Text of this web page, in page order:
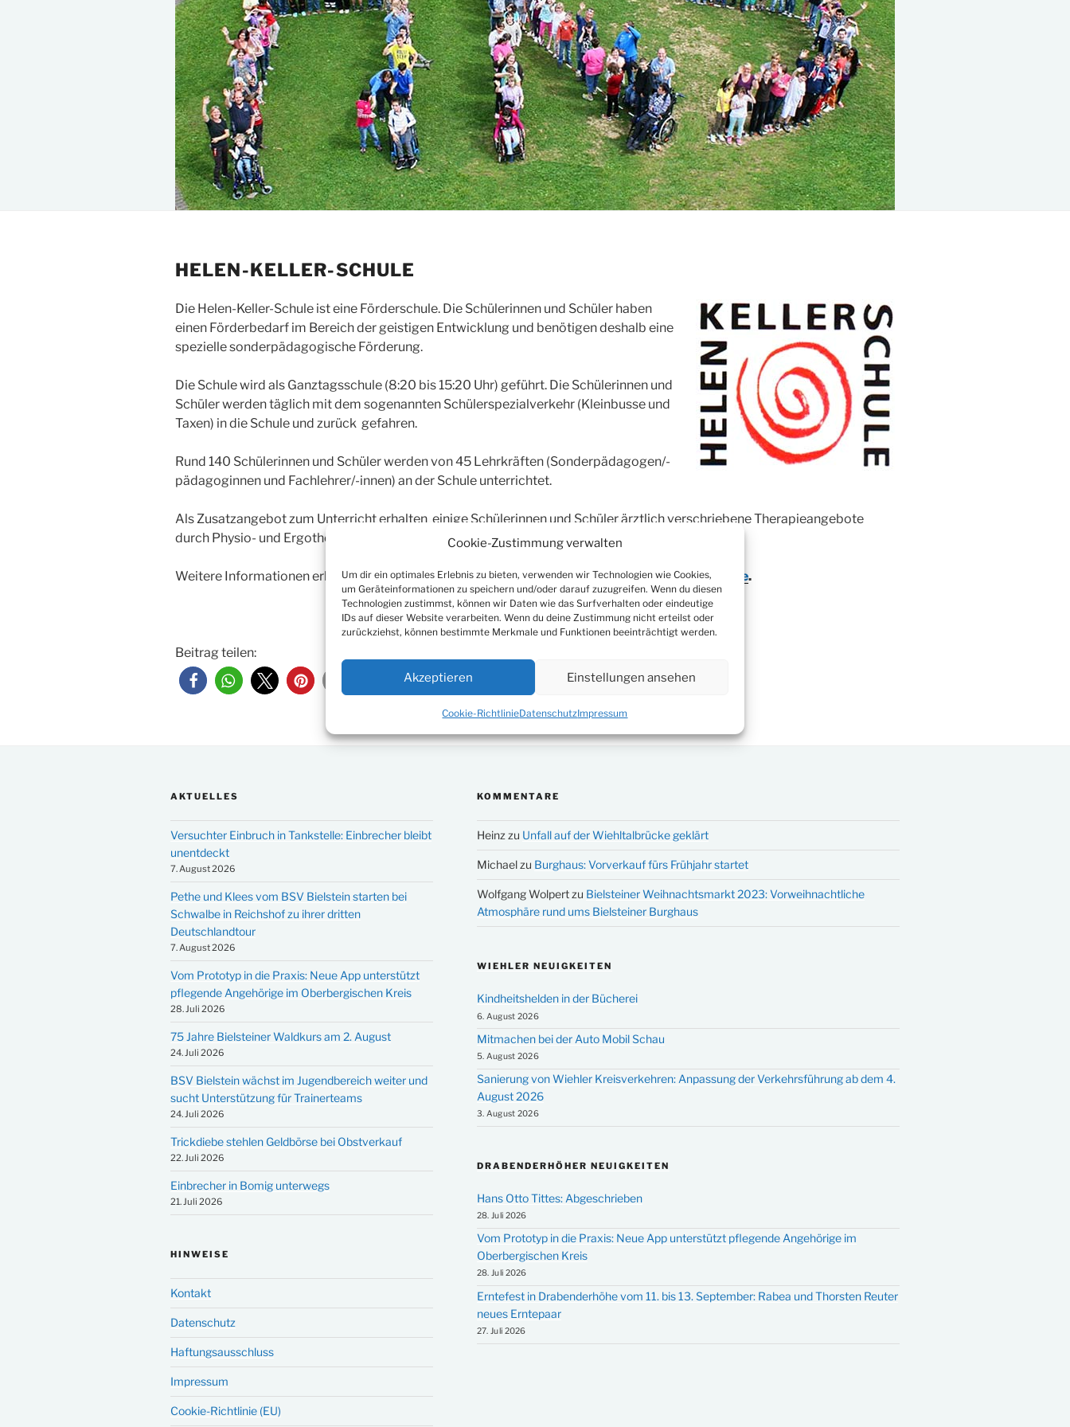
Cookie-Zustimmung verwalten
Um dir ein optimales Erlebnis zu bieten, verwenden wir Technologien wie Cookies,
um Geräteinformationen zu speichern und/oder darauf zuzugreifen. Wenn du diesen
Technologien zustimmst, können wir Daten wie das Surfverhalten oder eindeutige
IDs auf dieser Website verarbeiten. Wenn du deine Zustimmung nicht erteilst oder
zurückziehst, können bestimmte Merkmale und Funktionen beeinträchtigt werden.
Akzeptieren Einstellungen ansehen
Cookie-RichtlinieDatenschutzImpressum
HELEN-KELLER-SCHULE
Die Helen-Keller-Schule ist eine Förderschule. Die Schülerinnen und Schüler haben
einen Förderbedarf im Bereich der geistigen Entwicklung und benötigen deshalb eine
spezielle sonderpädagogische Förderung.
Die Schule wird als Ganztagsschule (8:20 bis 15:20 Uhr) geführt. Die Schülerinnen und
Schüler werden täglich mit dem sogenannten Schülerspezialverkehr (Kleinbusse und
Taxen) in die Schule und zurück gefahren.
Rund 140 Schülerinnen und Schüler werden von 45 Lehrkräften (Sonderpädagogen/-
pädagoginnen und Fachlehrer/-innen) an der Schule unterrichtet.
Als Zusatzangebot zum Unterricht erhalten einige Schülerinnen und Schüler ärztlich verschriebene Therapieangebote
durch Physio- und Ergotherapeuten sowie Diplom-Sprachheilpädagogen.
Weitere Informationen erhalten Sie auf der Homepage der Helen-Keller-Schulewww.hks-wiehl.de.
Beitrag teilen:
AKTUELLES
Versuchter Einbruch in Tankstelle: Einbrecher bleibt
unentdeckt
7. August 2026
Pethe und Klees vom BSV Bielstein starten bei
Schwalbe in Reichshof zu ihrer dritten
Deutschlandtour
7. August 2026
Vom Prototyp in die Praxis: Neue App unterstützt
pflegende Angehörige im Oberbergischen Kreis
28. Juli 2026
75 Jahre Bielsteiner Waldkurs am 2. August
24. Juli 2026
BSV Bielstein wächst im Jugendbereich weiter und
sucht Unterstützung für Trainerteams
24. Juli 2026
Trickdiebe stehlen Geldbörse bei Obstverkauf
22. Juli 2026
Einbrecher in Bomig unterwegs
21. Juli 2026
HINWEISE
Kontakt
Datenschutz
Haftungsausschluss
Impressum
Cookie-Richtlinie (EU)
KOMMENTARE
Heinz zu Unfall auf der Wiehltalbrücke geklärt
Michaelzu Burghaus: Vorverkauf fürs Frühjahr startet
Wolfgang Wolpertzu Bielsteiner Weihnachtsmarkt 2023: Vorweihnachtliche
Atmosphäre rund ums Bielsteiner Burghaus
WIEHLER NEUIGKEITEN
Kindheitshelden in der Bücherei
6. August 2026
Mitmachen bei der Auto Mobil Schau
5. August 2026
Sanierung von Wiehler Kreisverkehren: Anpassung der Verkehrsführung ab dem 4.
August 2026
3. August 2026
DRABENDERHÖHER NEUIGKEITEN
Hans Otto Tittes: Abgeschrieben
28. Juli 2026
Vom Prototyp in die Praxis: Neue App unterstützt pflegende Angehörige im
Oberbergischen Kreis
28. Juli 2026
Erntefest in Drabenderhöhe vom 11. bis 13. September: Rabea und Thorsten Reuter
neues Erntepaar
27. Juli 2026